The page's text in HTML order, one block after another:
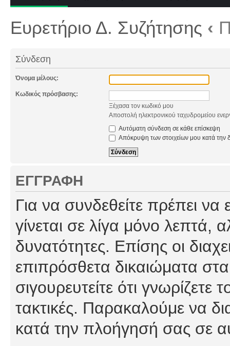
Ευρετήριο Δ. Συζήτησης ‹
Σύνδεση
Όνομα μέλους:
Κωδικός πρόσβασης:
Ξέχασα τον κωδικό μου
Αποστολή ηλεκτρονικού ταχυδρομείου
Αυτόματη σύνδεση σε κάθε επίσκεψη
Απόκρυψη των στοιχείων μου κατά την
ΕΓΓΡΑΦΉ
Για να συνδεθείτε πρέπει
γίνεται σε λίγα μόνο λεπτά,
δυνατότητες. Επίσης οι
επιπρόσθετα δικαιώματα
σιγουρευτείτε ότι γνωρίζετε
τακτικές. Παρακαλούμε να
κατά την πλοήγησή σας σε